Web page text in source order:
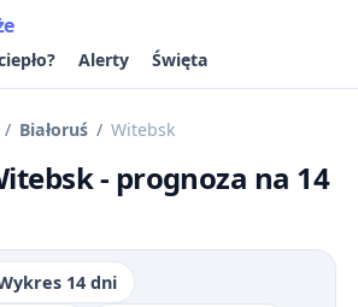
Alerty Święta
Białoruś Witebsk
- prognoza na 14
14 dni